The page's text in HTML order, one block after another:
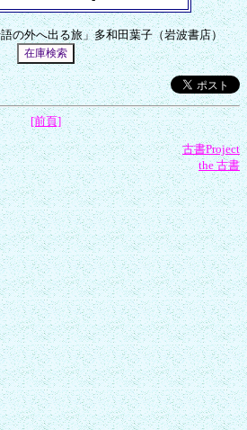
[前頁]
古書Project
the 古書